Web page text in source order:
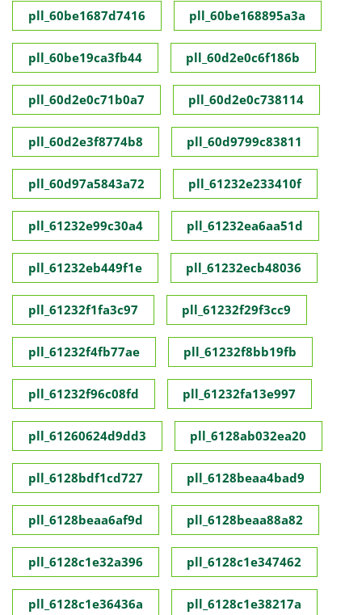
pll_60be1687d7416 pll_60be168895a3a
pll_60be19ca3fb44 pll_60d2e0c6f186b
pll_60d2e0c71b0a7 pll_60d2e0c738114
pll_60d2e3f8774b8 pll_60d9799c83811
pll_60d97a5843a72 pll_61232e233410f
pll_61232e99c30a4 pll_61232ea6aa51d
pll_61232eb449f1e pll_61232ecb48036
pll_61232f1fa3c97 pll_61232f29f3cc9
pll_61232f4fb77ae pll_61232f8bb19fb
pll_61232f96c08fd pll_61232fa13e997
pll_61260624d9dd3 pll_6128ab032ea20
pll_6128bdf1cd727 pll_6128beaa4bad9
pll_6128beaa6af9d pll_6128beaa88a82
pll_6128c1e32a396 pll_6128c1e347462
pll_6128c1e36436a pll_6128c1e38217a